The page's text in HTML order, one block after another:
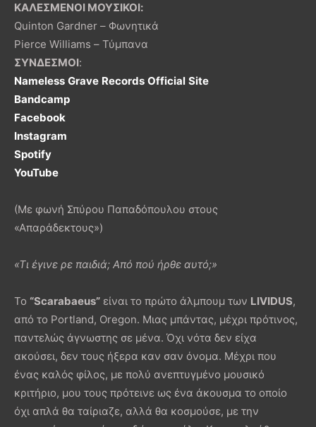
ΚΑΛΕΣΜΕΝΟΙ ΜΟΥΣΙΚΟΙ:
Quinton Gardner – Φωνητικά
Pierce Williams – Τύμπανα
ΣΥΝΔΕΣΜΟΙ:
Nameless Grave Records Official Site
Bandcamp
Facebook
Instagram
Spotify
YouTube
(Με φωνή Σπύρου Παπαδόπουλου στους
«Απαράδεκτους»)
«Τι έγινε ρε παιδιά; Από πού ήρθε αυτό;»
Το “Scarabaeus” είναι το πρώτο άλμπουμ των LIVIDUS,
από το Portland, Oregon. Μιας μπάντας, μέχρι πρότινος,
παντελώς άγνωστης σε μένα. Όχι νότα δεν είχα
ακούσει, δεν τους ήξερα καν σαν όνομα. Μέχρι που
ένας καλός φίλος, με πολύ ανεπτυγμένο μουσικό
κριτήριο, μου τους πρότεινε ως ένα άκουσμα το οποίο
όχι απλά θα ταίριαζε, αλλά θα κοσμούσε, με την